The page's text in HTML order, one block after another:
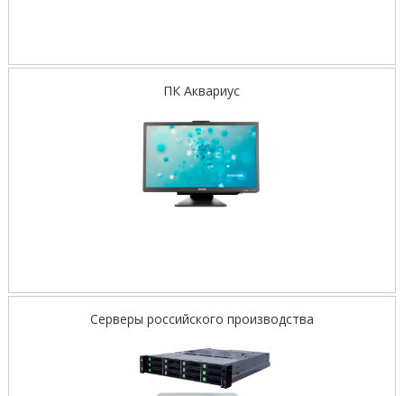
ПК Аквариус
Серверы российского производства